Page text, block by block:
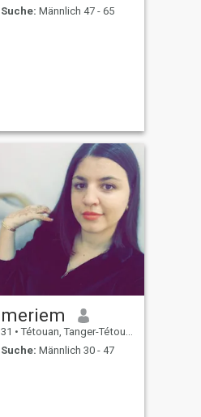
Suche: Männlich 47 - 65
meriem
31 • Tétouan, Tanger-Tétouan, Marokko
Suche: Männlich 30 - 47